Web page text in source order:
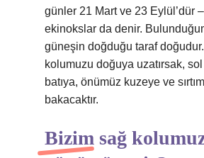
günler 21 Mart ve 23 Eylül’dür
ekinokslar da denir.
güneşin doğduğu taraf
kolumuzu doğuya uzatırsak,
batıya, önümüz kuzeye ve
bakacaktır.
Bizim sağ